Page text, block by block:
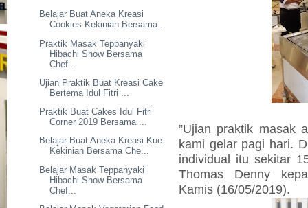
Belajar Buat Aneka Kreasi
Cookies Kekinian Bersama...
Praktik Masak Teppanyaki
Hibachi Show Bersama
Chef...
Ujian Praktik Buat Kreasi Cake
Bertema Idul Fitri ...
Praktik Buat Cakes Idul Fitri
Corner 2019 Bersama ...
Belajar Buat Aneka Kreasi Kue
Kekinian Bersama Che...
Belajar Masak Teppanyaki
Hibachi Show Bersama
Chef...
”Ujian praktik masak
kami gelar pagi hari.
individual itu sekitar
Thomas Denny
Kamis (16/05/2019).